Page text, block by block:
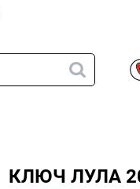
КЛЮЧ ЛУЛА